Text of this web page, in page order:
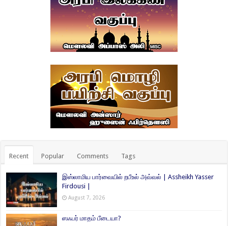
Recent Popular Comments Tags
இஸ்லாமிய பார்வையில் றபீஉல் அவ்வல் | Assheikh Yasser
Firdousi |
August 7, 2026
ஸஃபர் மாதம் பீடையா?